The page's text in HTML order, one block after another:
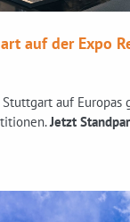
auf der Expo
auf Europas
Jetzt